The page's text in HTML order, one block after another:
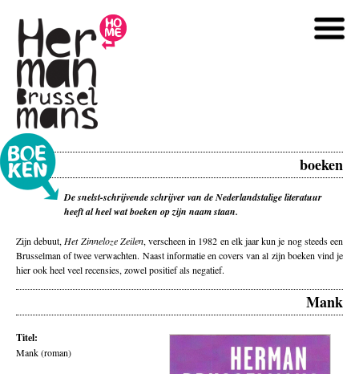
boeken
De snelst-schrijvende schrijver van de Nederlandstalige literatuur
heeft al heel wat boeken op zijn naam staan.
Zijn debuut, Het Zinneloze Zeilen, verscheen in 1982 en elk jaar kun je nog steeds een
Brusselman of twee verwachten. Naast informatie en covers van al zijn boeken vind je
hier ook heel veel recensies, zowel positief als negatief.
Mank
Titel:
Mank (roman)